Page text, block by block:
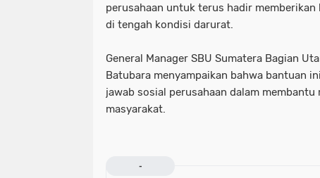
perusahaan untuk terus hadir
di tengah kondisi darurat.
General Manager SBU Sumatera Bagian
Batubara menyampaikan bahwa bantuan
jawab sosial perusahaan dalam
masyarakat.
-